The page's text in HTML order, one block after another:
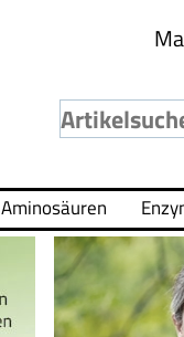
Aminosäuren